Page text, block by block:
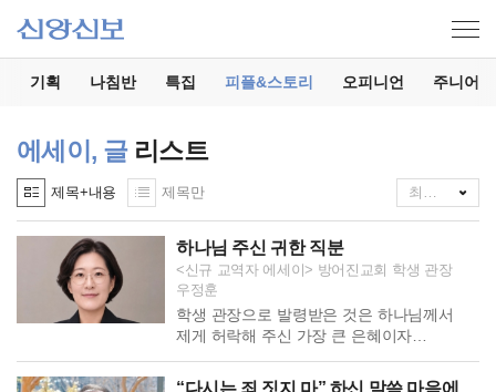
기획 나침반 특집 피플&스토리 오피니언 주니어
에세이, 글리스트
제목+내용 제목만
하나님 주신 귀한 직분
<신규 교역자 에세이> 방어진교회 학생 관장
우정훈
학생 관장으로 발령받은 것은 하나님께서
제게 허락해 주신 가장 큰 은혜이자
고향이자, 지금의 모습으로 성장할 수 있도록
“다시는 죄 짓지 마” 하신 말씀 마음에